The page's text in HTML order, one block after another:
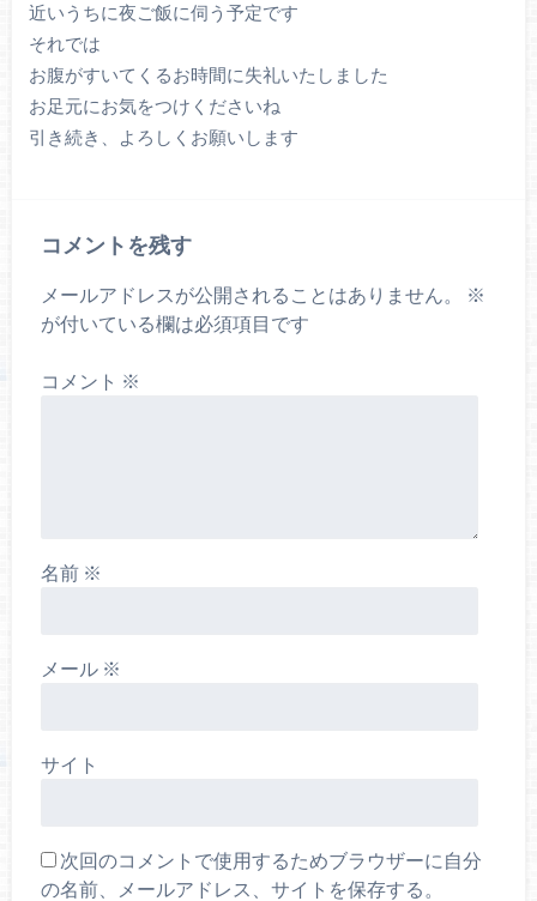
近いうちに夜ご飯に伺う予定です
それでは
お腹がすいてくるお時間に失礼いたしました
お足元にお気をつけくださいね
引き続き、よろしくお願いします
コメントを残す
メールアドレスが公開されることはありません。
※
が付いている欄は必須項目です
コメント ※
名前 ※
メール ※
サイト
次回のコメントで使用するためブラウザーに自分
の名前、メールアドレス、サイトを保存する。